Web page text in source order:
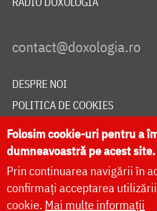
DESPRE NOI
POLITICA DE COOKIES
DONEAZĂ ONLINE PENTRU
LIVE
Folosim cookie-uri pentru a
dumneavoastră pe acest site.
Prin continuarea navigării în
confirmați acceptarea
cookie. Mai multe informații